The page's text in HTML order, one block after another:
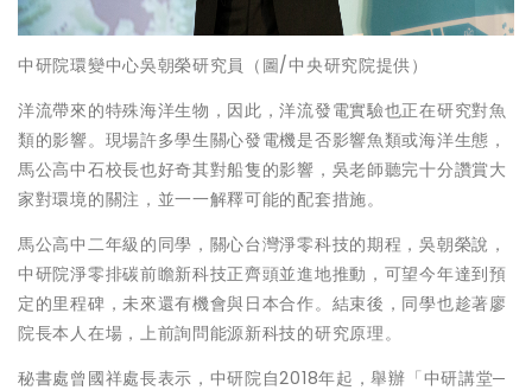
中研院環變中心吳朝榮研究員（圖/中央研究院提供）
洋流帶來的特殊海洋生物，因此，洋流發電實驗也正在研究對魚
類的影響。現場許多學生關心發電機是否影響魚類或海洋生態，
馬公高中石校長也好奇其對船隻的影響，吳老師聽完十分讚賞大
家對環境的關注，並一一解釋可能的配套措施。
馬公高中二年級的同學，關心台灣淨零科技的期程，吳朝榮說，
中研院淨零排碳前瞻新科技正齊頭並進地推動，可望今年達到預
定的里程碑，未來還有機會與日本合作。結束後，同學也趁著廖
院長本人在場，上前詢問能源新科技的研究原理。
秘書處曾國祥處長表示，中研院自2018年起，舉辦「中研講堂─